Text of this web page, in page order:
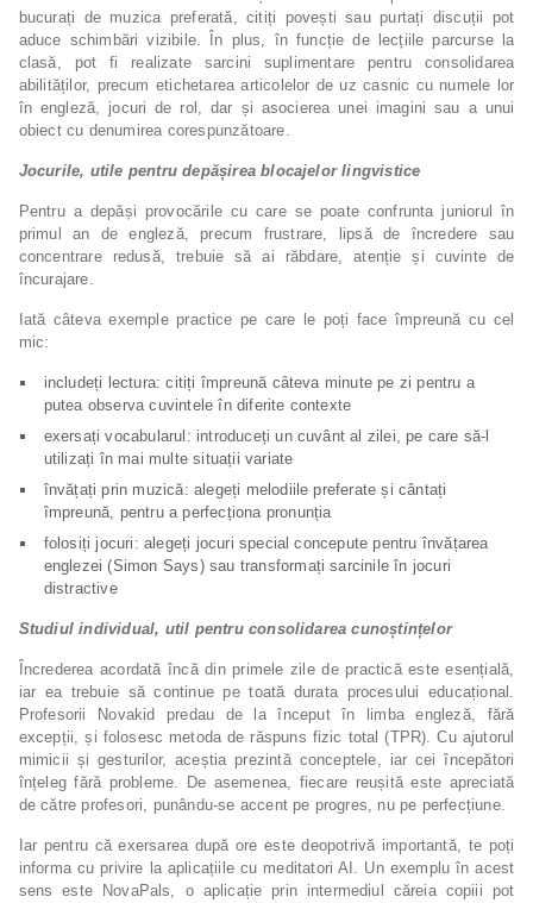
bucurați de muzica preferată, citiți povești sau purtați discuții pot
aduce schimbări vizibile. În plus, în funcție de lecțiile parcurse la
clasă, pot fi realizate sarcini suplimentare pentru consolidarea
abilităților, precum etichetarea articolelor de uz casnic cu numele lor
în engleză, jocuri de rol, dar și asocierea unei imagini sau a unui
obiect cu denumirea corespunzătoare.
Jocurile, utile pentru depășirea blocajelor lingvistice
Pentru a depăși provocările cu care se poate confrunta juniorul în
primul an de engleză, precum frustrare, lipsă de încredere sau
concentrare redusă, trebuie să ai răbdare, atenție și cuvinte de
încurajare.
Iată câteva exemple practice pe care le poți face împreună cu cel
mic:
includeți lectura: citiți împreună câteva minute pe zi pentru a
putea observa cuvintele în diferite contexte
exersați vocabularul: introduceți un cuvânt al zilei, pe care să-l
utilizați în mai multe situații variate
învățați prin muzică: alegeți melodiile preferate și cântați
împreună, pentru a perfecționa pronunția
folosiți jocuri: alegeți jocuri special concepute pentru învățarea
englezei (Simon Says) sau transformați sarcinile în jocuri
distractive
Studiul individual, util pentru consolidarea cunoștințelor
Încrederea acordată încă din primele zile de practică este esențială,
iar ea trebuie să continue pe toată durata procesului educațional.
Profesorii Novakid predau de la început în limba engleză, fără
excepții, și folosesc metoda de răspuns fizic total (TPR). Cu ajutorul
mimicii și gesturilor, aceștia prezintă conceptele, iar cei începători
înțeleg fără probleme. De asemenea, fiecare reușită este apreciată
de către profesori, punându-se accent pe progres, nu pe perfecțiune.
Iar pentru că exersarea după ore este deopotrivă importantă, te poți
informa cu privire la aplicațiile cu meditatori AI. Un exemplu în acest
sens este NovaPals, o aplicație prin intermediul căreia copiii pot